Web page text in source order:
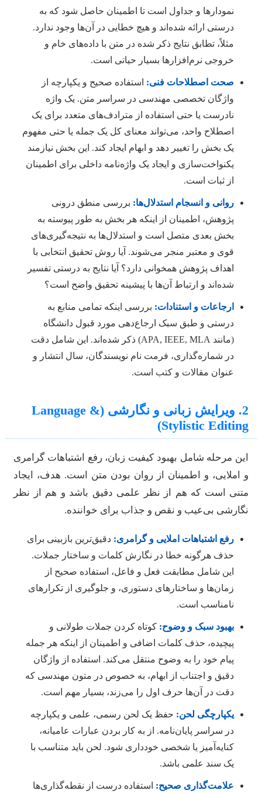
نمودارها و جداول است تا اطمینان حاصل شود که به
درستی ارائه شده‌اند و هیچ خطایی در آن‌ها وجود ندارد.
مثلاً، تطابق نتایج ذکر شده در متن با داده‌های خام و
خروجی نرم‌افزارها بسیار حیاتی است.
صحت اصطلاحات فنی:استفاده صحیح و یکپارچه از
واژگان تخصصی مهندسی در سراسر متن. یک واژه
نادرست یا حتی استفاده از مترادف‌های متعدد برای یک
اصطلاح واحد، می‌تواند معنای کل یک جمله یا حتی مفهوم
یک بخش را تغییر دهد و ابهام ایجاد کند. این بخش نیازمند
یکنواخت‌سازی و ایجاد یک واژه‌نامه داخلی برای اطمینان
از ثبات است.
روانی و انسجام استدلال‌ها: بررسی منطق درونی
پژوهش، اطمینان از اینکه هر بخش به طور پیوسته به
بخش بعدی متصل است و استدلال‌ها به نتیجه‌گیری‌های
قوی و معتبر منجر می‌شوند. آیا روش تحقیق انتخابی با
اهداف پژوهش همخوانی دارد؟ آیا نتایج به درستی تفسیر
شده‌اند و ارتباط آن‌ها با پیشینه تحقیق واضح است؟
ارجاعات و استنادات: بررسی اینکه تمامی منابع به
درستی و طبق سبک ارجاع‌دهی مورد قبول دانشگاه
(مانند APA, IEEE, MLA) ذکر شده‌اند. این شامل دقت
در شماره‌گذاری، فرمت نام نویسندگان، سال انتشار و
عنوان مقالات و کتب است.
2. ویرایش زبانی و نگارشی (Language &
Stylistic Editing)
این مرحله شامل بهبود کیفیت زبان، رفع اشتباهات گرامری
و املایی، و اطمینان از روان بودن متن است. هدف، ایجاد
متنی است که هم از نظر علمی دقیق باشد و هم از نظر
نگارشی بی‌عیب و نقص و جذاب برای خواننده.
رفع اشتباهات املایی و گرامری:دقیق‌ترین بازبینی برای
حذف هرگونه خطا در نگارش کلمات و ساختار جملات.
این شامل مطابقت فعل و فاعل، استفاده صحیح از
زمان‌ها و ساختارهای دستوری، و جلوگیری از تکرارهای
نامناسب است.
بهبود سبک و وضوح:کوتاه کردن جملات طولانی و
پیچیده، حذف کلمات اضافی و اطمینان از اینکه هر جمله
پیام خود را به وضوح منتقل می‌کند. استفاده از واژگان
دقیق و اجتناب از ابهام، به خصوص در متون مهندسی که
دقت در آن‌ها حرف اول را می‌زند، بسیار مهم است.
یکپارچگی لحن:حفظ یک لحن رسمی، علمی و یکپارچه
در سراسر پایان‌نامه. از به کار بردن عبارات عامیانه،
کنایه‌آمیز یا شخصی خودداری شود. لحن باید متناسب با
یک سند علمی باشد.
علامت‌گذاری صحیح:استفاده درست از نقطه‌گذاری‌ها